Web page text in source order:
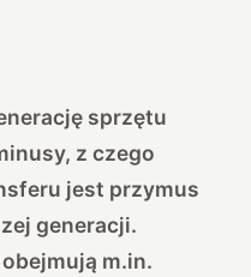
sprzętu
z czego
jest przymus
generacji.
m.in.